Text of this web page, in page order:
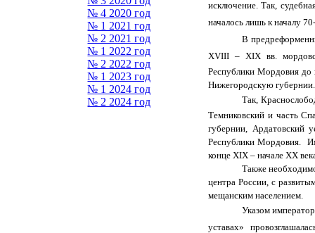
№ 4 2020 год
№ 1 2021 год
№ 2 2021 год
№ 1 2022 год
№ 2 2022 год
№ 1 2023 год
№ 1 2024 год
№ 2 2024 год
исключение. Так,
началось лишь к началу
В
XVIII – XIX вв.
Республики Мордовия до
Нижегородскую губернии.
Так,
Темниковский и часть
губернии, Ардатовский
Республики Мордовия.
конце XIX – начале XX
Также
центра России, с
мещанским населением.
Указом
уставах»